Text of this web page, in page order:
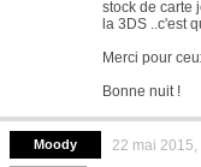
stock de carte
la 3DS ..c'est
Merci pour
Bonne nuit !
Moody 22 mai 2015,